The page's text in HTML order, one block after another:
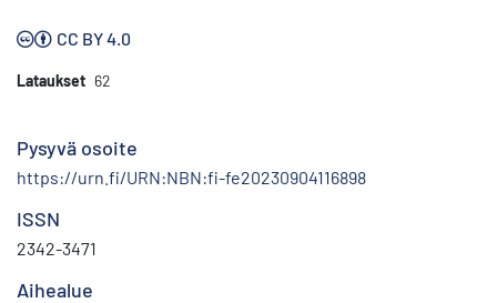
CC BY 4.0
Lataukset 62
Pysyvä osoite
https://urn.fi/URN:NBN:fi-fe20230904116898
ISSN
2342-3471
Aihealue